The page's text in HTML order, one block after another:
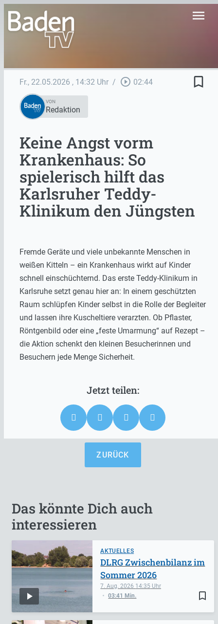
menu
Fr., 22.05.2026 , 14:32 Uhr / play_circle_outline 02:44 bookmark_border
VON
Redaktion
Keine Angst vorm
Krankenhaus: So
spielerisch hilft das
Karlsruher Teddy-
Klinikum den Jüngsten
Fremde Geräte und viele unbekannte Menschen in
weißen Kitteln – ein Krankenhaus wirkt auf Kinder
schnell einschüchternd. Das erste Teddy-Klinikum in
Karlsruhe setzt genau hier an: In einem geschützten
Raum schlüpfen Kinder selbst in die Rolle der Begleiter
und lassen ihre Kuscheltiere verarzten. Ob Pflaster,
Röntgenbild oder eine „feste Umarmung“ auf Rezept –
die Aktion schenkt den kleinen Besucherinnen und
Besuchern jede Menge Sicherheit.
ZURÜCK
Das könnte Dich auch
interessieren
AKTUELLES
bookmark_border
7. Aug. 2026 14:35
03:41 Min.
DLRG Zwischenbilanz im
Sommer 2026